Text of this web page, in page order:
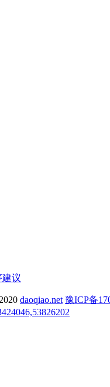
建议
daoqiao.net 豫ICP备